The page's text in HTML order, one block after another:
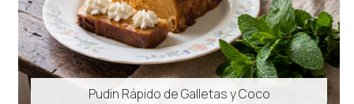
Pudin Rápido de Galletas y Coco